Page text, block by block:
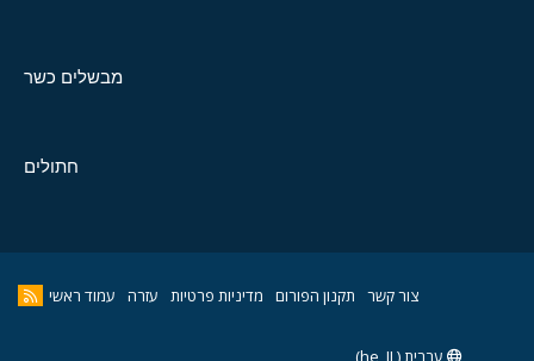
מבשלים כשר
חתולים
צור קשר תקנון הפורום מדיניות פרטיות עזרה עמוד ראשי
עברית (he_IL)